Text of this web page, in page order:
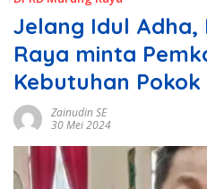
Jelang Idul Adha,
Raya minta
Kebutuhan Pokok
Zainudin SE
30 Mei 2024